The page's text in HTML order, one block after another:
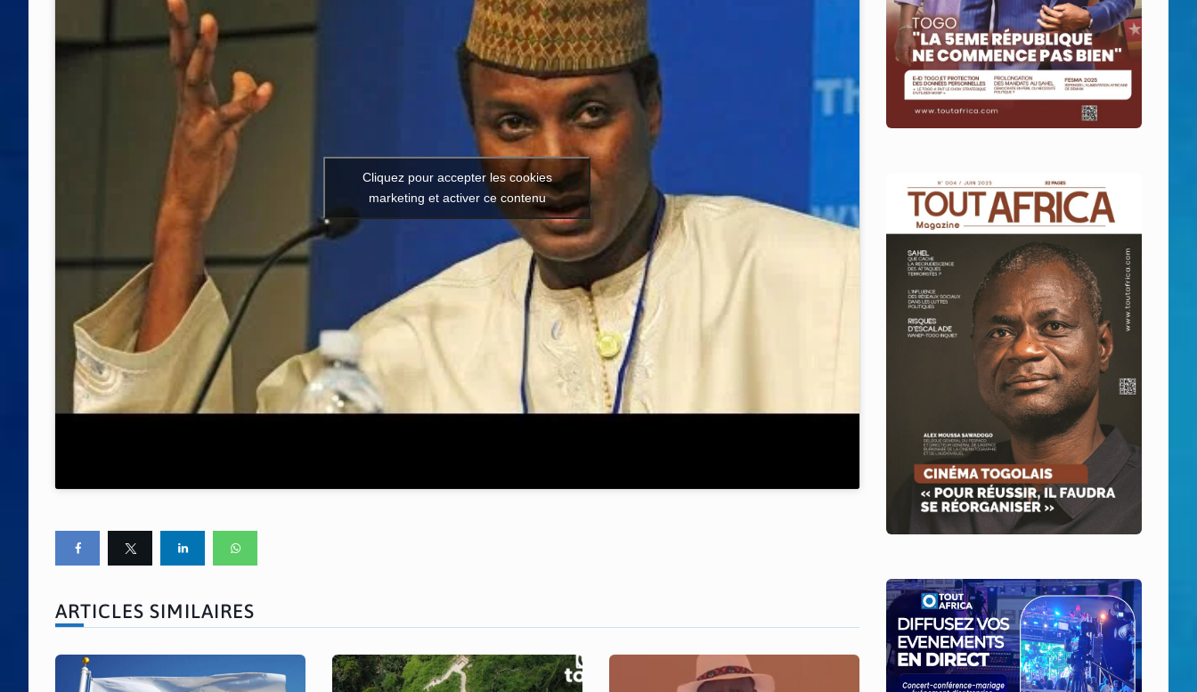
Cliquez pour accepter les cookies
marketing et activer ce contenu
ARTICLES SIMILAIRES